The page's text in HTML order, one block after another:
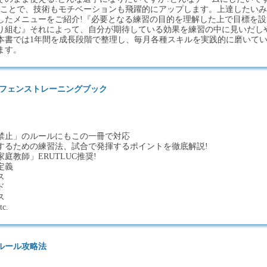
とで、技術もモチベーションも飛躍的にアップします。上達したいみ
たメニューをご紹介!『必要となる練習の目的を理解した上で目標を設
組む』それによって、自分が期待している効果を練習の中に見いだし
書では1年間を成長段階で整理し、毎月各種スキルを実践的に磨いてい
。
ェンストレーニングブック
止」のルールにもこの一冊で対応
るための練習法、試合で発揮するポイントを徹底解説!
庭教師」ERUTLUC推奨!
義
ール攻略法